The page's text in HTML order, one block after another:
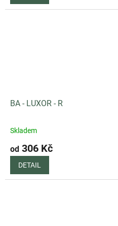
BA - LUXOR - R
Skladem
od 306 Kč
DETAIL